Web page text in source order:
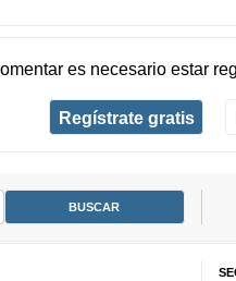
es necesario estar
Regístrate gratis